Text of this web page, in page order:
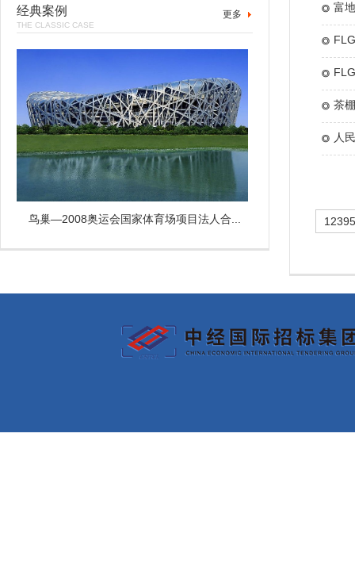
经典案例
THE CLASSIC CASE
更多
鸟巢—2008奥运会国家体育场项目法人合...
富
茶
人